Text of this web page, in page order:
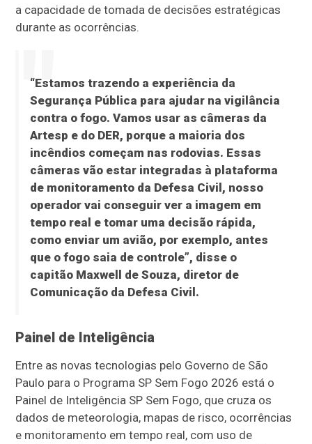
a capacidade de tomada de decisões estratégicas
durante as ocorrências.
“Estamos trazendo a experiência da
Segurança Pública para ajudar na vigilância
contra o fogo. Vamos usar as câmeras da
Artesp e do DER, porque a maioria dos
incêndios começam nas rodovias. Essas
câmeras vão estar integradas à plataforma
de monitoramento da Defesa Civil, nosso
operador vai conseguir ver a imagem em
tempo real e tomar uma decisão rápida,
como enviar um avião, por exemplo, antes
que o fogo saia de controle”, disse o
capitão Maxwell de Souza, diretor de
Comunicação da Defesa Civil.
Painel de Inteligência
Entre as novas tecnologias pelo Governo de São
Paulo para o Programa SP Sem Fogo 2026 está o
Painel de Inteligência SP Sem Fogo, que cruza os
dados de meteorologia, mapas de risco, ocorrências
e monitoramento em tempo real, com uso de